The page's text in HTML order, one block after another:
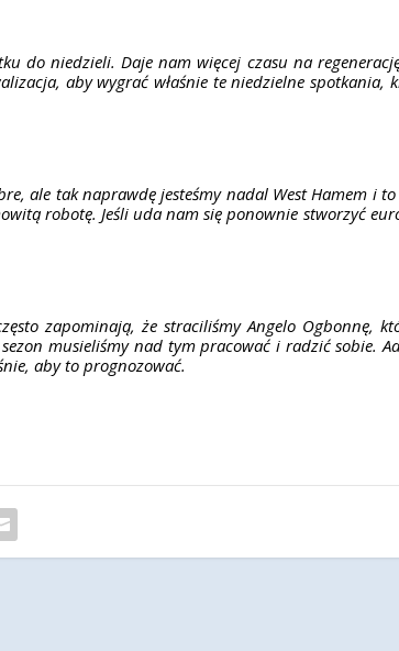
do niedzieli. Daje nam więcej czasu na
aby wygrać właśnie te niedzielne spotkania,
ale tak naprawdę jesteśmy nadal West Hamem i
robotę. Jeśli uda nam się ponownie stworzyć
zapominają, że straciliśmy Angelo Ogbonnę,
musieliśmy nad tym pracować i radzić sobie.
aby to prognozować.